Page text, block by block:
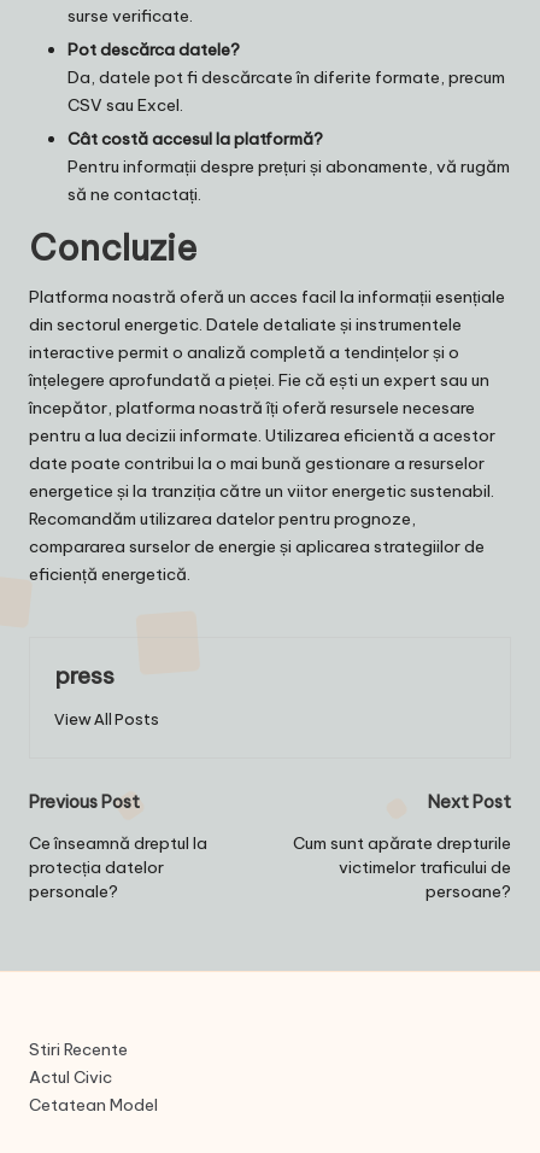
surse verificate.
Pot descărca datele?
Da, datele pot fi descărcate în diferite formate, precum
CSV sau Excel.
Cât costă accesul la platformă?
Pentru informații despre prețuri și abonamente, vă rugăm
să ne contactați.
Concluzie
Platforma noastră oferă un acces facil la informații esențiale
din sectorul energetic. Datele detaliate și instrumentele
interactive permit o analiză completă a tendințelor și o
înțelegere aprofundată a pieței. Fie că ești un expert sau un
începător, platforma noastră îți oferă resursele necesare
pentru a lua decizii informate. Utilizarea eficientă a acestor
date poate contribui la o mai bună gestionare a resurselor
energetice și la tranziția către un viitor energetic sustenabil.
Recomandăm utilizarea datelor pentru prognoze,
compararea surselor de energie și aplicarea strategiilor de
eficiență energetică.
press
View All Posts
Post
navigation
Previous Post
Ce înseamnă dreptul la
protecția datelor
personale?
Next Post
Cum sunt apărate drepturile
victimelor traficului de
persoane?
Stiri Recente
Actul Civic
Cetatean Model